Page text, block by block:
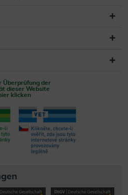
Überprüfung der
dieser Website
klicken